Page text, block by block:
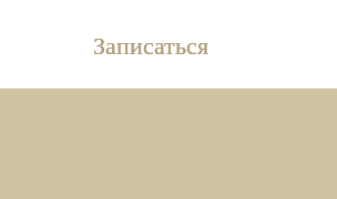
Записаться